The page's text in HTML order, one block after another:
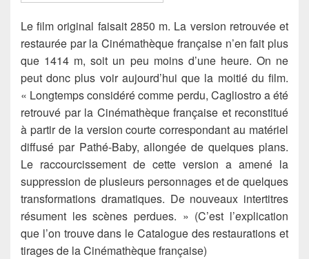
Le film original faisait 2850 m. La version retrouvée et
restaurée par la Cinémathèque française n’en fait plus
que 1414 m, soit un peu moins d’une heure. On ne
peut donc plus voir aujourd’hui que la moitié du film.
« Longtemps considéré comme perdu, Cagliostro a été
retrouvé par la Cinémathèque française et reconstitué
à partir de la version courte correspondant au matériel
diffusé par Pathé-Baby, allongée de quelques plans.
Le raccourcissement de cette version a amené la
suppression de plusieurs personnages et de quelques
transformations dramatiques. De nouveaux intertitres
résument les scènes perdues. » (C’est l’explication
que l’on trouve dans le Catalogue des restaurations et
tirages de la Cinémathèque française)